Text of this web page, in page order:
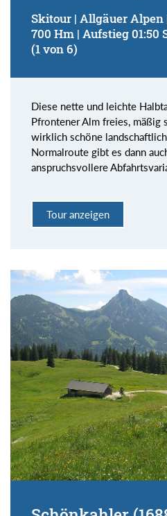
Skitour | Allgäuer Alpen
700 Hm | Aufstieg 01:50
(1 von 6)
Diese nette und leichte
Pfrontener Alm freies, mäßig
wirklich schöne
Normalroute gibt es dann
anspruchsvollere
Tour anzeigen